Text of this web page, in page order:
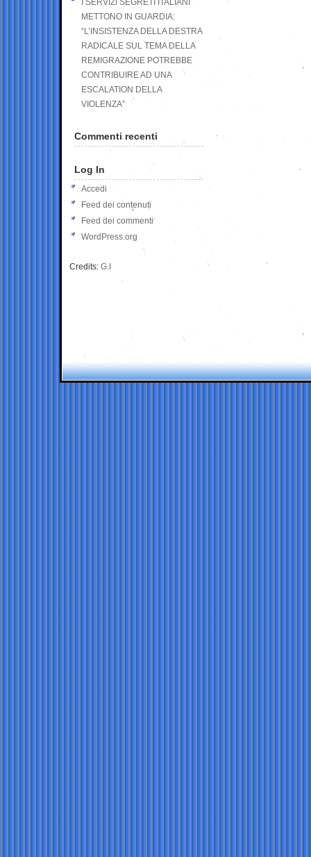
I SERVIZI SEGRETI ITALIANI
METTONO IN GUARDIA:
“L’INSISTENZA DELLA DESTRA
RADICALE SUL TEMA DELLA
REMIGRAZIONE POTREBBE
CONTRIBUIRE AD UNA
ESCALATION DELLA
VIOLENZA”
Commenti recenti
Log In
Accedi
Feed dei contenuti
Feed dei commenti
WordPress.org
Credits: G.I